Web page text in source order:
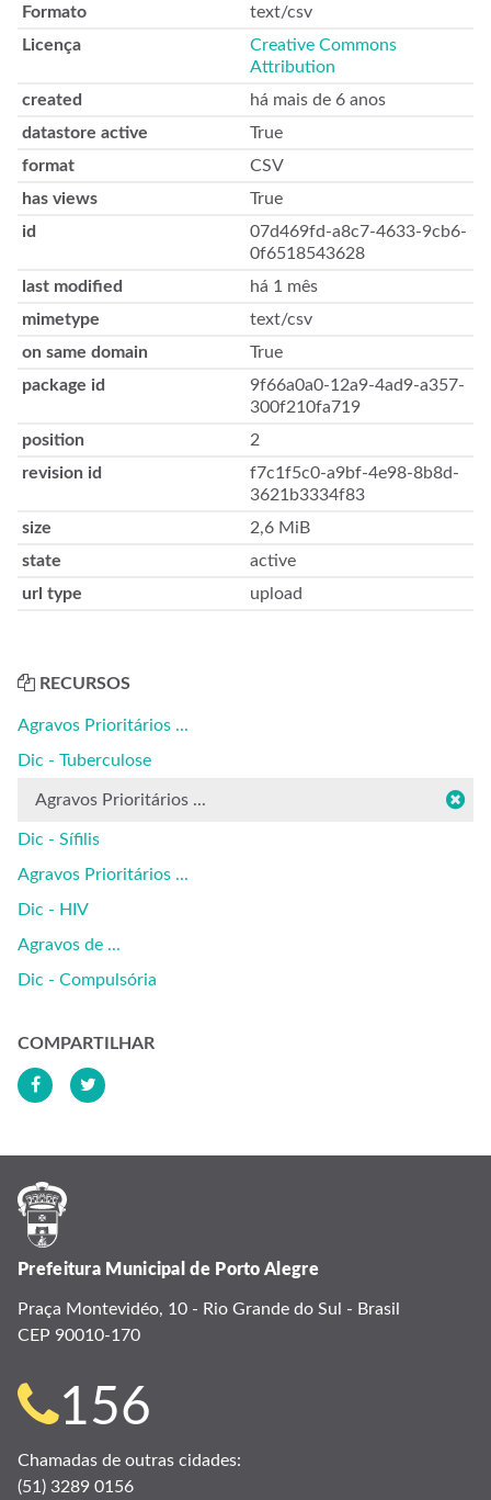
Formato
text/csv
Licença
Creative Commons
Attribution
created
há mais de 6 anos
datastore active
True
format
CSV
has views
True
id
07d469fd-a8c7-4633-9cb6-
0f6518543628
last modified
há 1 mês
mimetype
text/csv
on same domain
True
package id
9f66a0a0-12a9-4ad9-a357-
300f210fa719
position
2
revision id
f7c1f5c0-a9bf-4e98-8b8d-
3621b3334f83
size
2,6 MiB
state
active
url type
upload
RECURSOS
Agravos Prioritários ...
Dic - Tuberculose
Agravos Prioritários ...
Dic - Sífilis
Agravos Prioritários ...
Dic - HIV
Agravos de ...
Dic - Compulsória
COMPARTILHAR
Prefeitura Municipal de Porto Alegre
Praça Montevidéo, 10 - Rio Grande do Sul - Brasil
CEP 90010-170
Telefone
para
156
Chamadas de outras cidades:
(51) 3289 0156